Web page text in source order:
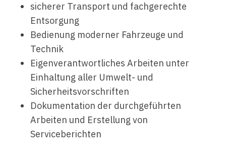
sicherer Transport und fachgerechte
Entsorgung
Bedienung moderner Fahrzeuge und
Technik
Eigenverantwortliches Arbeiten unter
Einhaltung aller Umwelt- und
Sicherheitsvorschriften
Dokumentation der durchgeführten
Arbeiten und Erstellung von
Serviceberichten